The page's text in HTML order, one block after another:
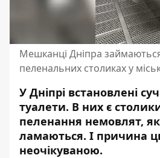
Мешканці Дніпра
пеленальних столиках у
У Дніпрі встановлені
туалети. В них є
пеленання немовлят,
ламаються. І причина
неочікуваною.